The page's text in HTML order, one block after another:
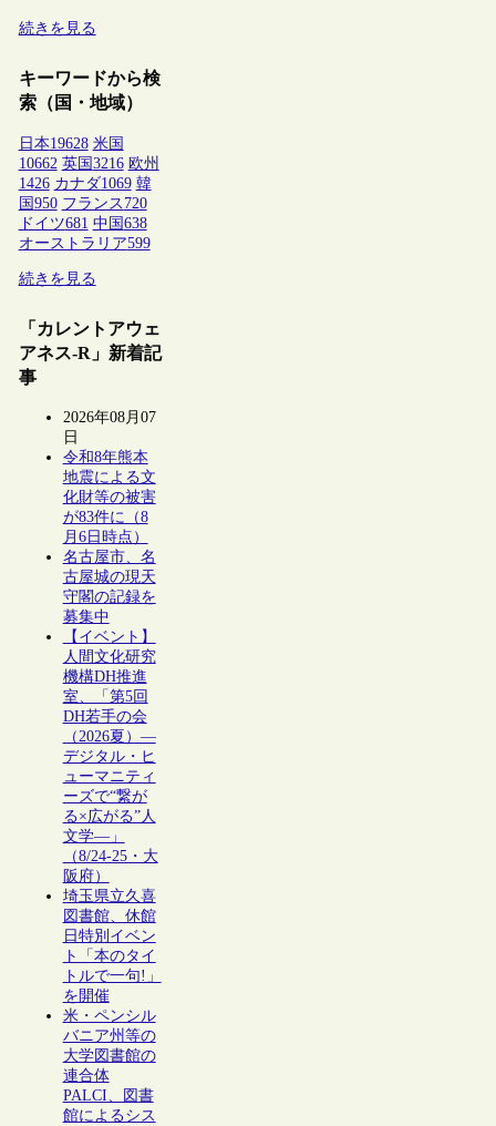
続きを見る
キーワードから検
索（国・地域）
日本19628 米国
10662 英国3216 欧州
1426 カナダ1069 韓
国950 フランス 720
ドイツ681 中国638
オーストラリア599
続きを見る
「カレントアウェ
アネス-R」新着記
事
2026年08月07
日
令和8年熊本
地震による文
化財等の被害
が83件に（8
月6日時点）
名古屋市、名
古屋城の現天
守閣の記録を
募集中
【イベント】
人間文化研究
機構DH推進
室、「第5回
DH若手の会
（2026夏）―
デジタル・ヒ
ューマニティ
ーズで“繋が
る×広がる”人
文学―」
（8/24-25・大
阪府）
埼玉県立久喜
図書館、休館
日特別イベン
ト「本のタイ
トルで一句!」
を開催
米・ペンシル
バニア州等の
大学図書館の
連合体
PALCI、図書
館によるシス